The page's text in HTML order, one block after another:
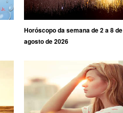
Horóscopo da semana de 2 a 8 de
agosto de 2026